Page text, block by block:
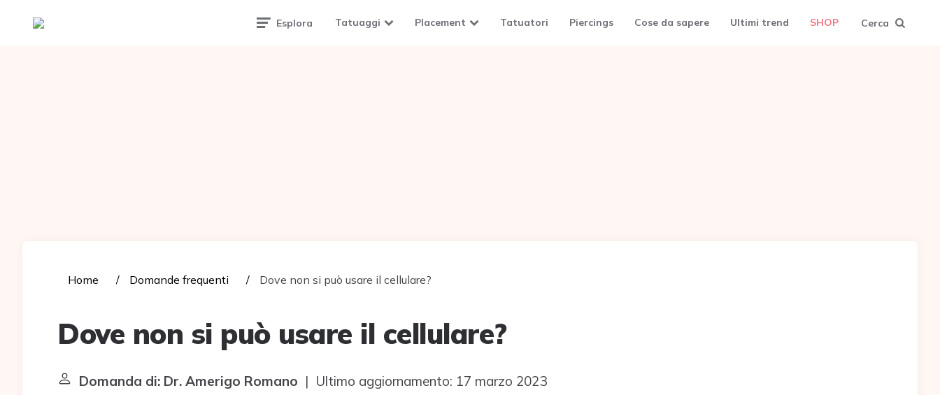
Tattoomuse.it Esplora Tatuaggi Placement Tatuatori Piercings Cose da sapere Ultimi trend SHOP Cerca
Home Domande frequenti Dove non si può usare il cellulare?
Dove non si può usare il cellulare?
Domanda di: Dr. Amerigo Romano | Ultimo aggiornamento: 17 marzo 2023